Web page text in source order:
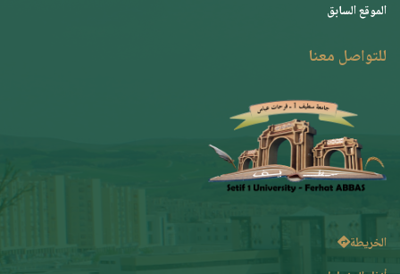
الموقع السابق
للتواصل معنا
الخريطة